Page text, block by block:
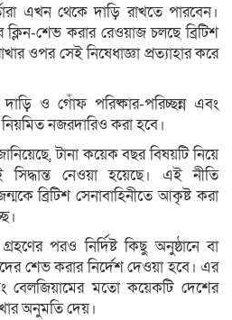
এখন থেকে দাড়ি রাখতে পারবেন।
শেভ করার রেওয়াজ চলছে ব্রিটিশ
ওপর সেই নিষেধাজ্ঞা প্রত্যাহার করে
ও গোঁফ পরিষ্কার-পরিচ্ছন্ন এবং
নিয়মিত নজরদারিও করা হবে।
টানা কয়েক বছর বিষয়টি নিয়ে
নেওয়া হয়েছে। এই নীতি
ব্রিটিশ সেনাবাহিনীতে আকৃষ্ট করা
পরও নির্দিষ্ট কিছু অনুষ্ঠানে বা
শেভ করার নির্দেশ দেওয়া হবে। এর
বেলজিয়ামের মতো কয়েকটি দেশের
অনুমতি দেয়।